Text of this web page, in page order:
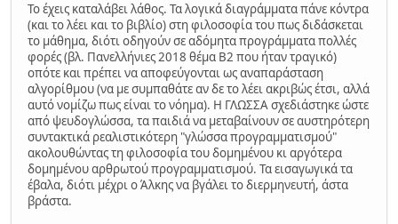
Το έχεις καταλάβει λάθος. Τα λογικά διαγράμματα πάνε κόντρα
(και το λέει και το βιβλίο) στη φιλοσοφία του πως διδάσκεται
το μάθημα, διότι οδηγούν σε αδόμητα προγράμματα πολλές
φορές (βλ. Πανελλήνιες 2018 θέμα Β2 που ήταν τραγικό)
οπότε και πρέπει να αποφεύγονται ως αναπαράσταση
αλγορίθμου (να με συμπαθάτε αν δε το λέει ακριβώς έτσι, αλλά
αυτό νομίζω πως είναι το νόημα). Η ΓΛΩΣΣΑ σχεδιάστηκε ώστε
από ψευδογλώσσα, τα παιδιά να μεταβαίνουν σε αυστηρότερη
συντακτικά ρεαλιστικότερη "γλώσσα προγραμματισμού"
ακολουθώντας τη φιλοσοφία του δομημένου κι αργότερα
δομημένου αρθρωτού προγραμματισμού. Τα εισαγωγικά τα
έβαλα, διότι μέχρι ο Άλκης να βγάλει το διερμηνευτή, άστα
βράστα.